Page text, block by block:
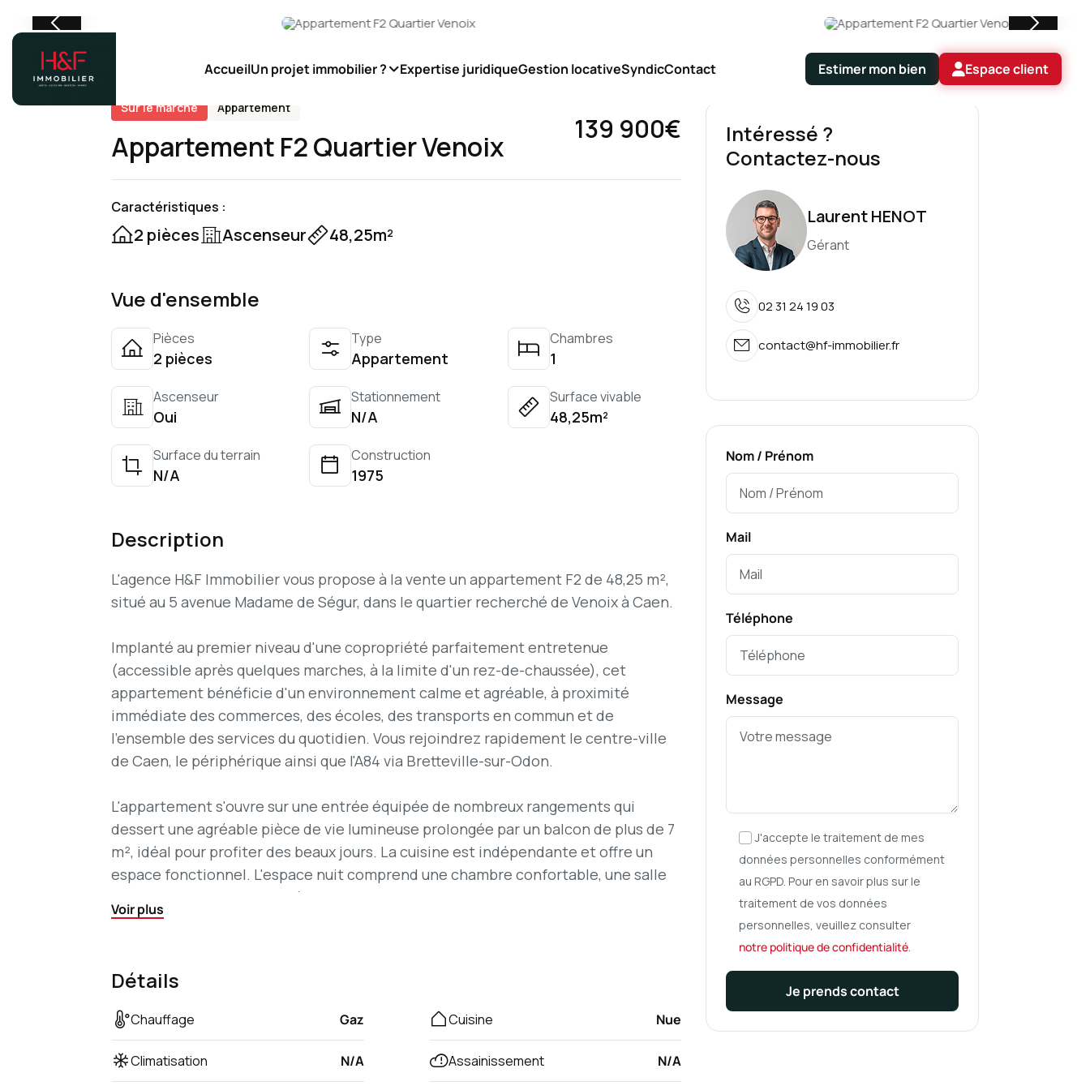
AccueilUn projet immobilier ? Expertise juridiqueGestion locativeSyndicContact Estimer mon bien Espace client
Sur le marché Appartement
Appartement F2 Quartier Venoix
139 900€
Caractéristiques :
2 pièces Ascenseur 48,25m²
Vue d'ensemble
Pièces
2 pièces
Type
Appartement
Chambres
1
Ascenseur
Oui
Stationnement
N/A
Surface vivable
48,25m²
Surface du terrain
N/A
Construction
1975
Description
L'agence H&F Immobilier vous propose à la vente un appartement F2 de 48,25 m²,
situé au 5 avenue Madame de Ségur, dans le quartier recherché de Venoix à Caen.
Implanté au premier niveau d'une copropriété parfaitement entretenue
(accessible après quelques marches, à la limite d'un rez-de-chaussée), cet
appartement bénéficie d'un environnement calme et agréable, à proximité
immédiate des commerces, des écoles, des transports en commun et de
l'ensemble des services du quotidien. Vous rejoindrez rapidement le centre-ville
de Caen, le périphérique ainsi que l'A84 via Bretteville-sur-Odon.
L'appartement s'ouvre sur une entrée équipée de nombreux rangements qui
dessert une agréable pièce de vie lumineuse prolongée par un balcon de plus de 7
m², idéal pour profiter des beaux jours. La cuisine est indépendante et offre un
espace fonctionnel. L'espace nuit comprend une chambre confortable, une salle
d'eau ainsi que des WC indépendants.
nombreuses places de stationnement non privatives, facilement accessibles.
Le chauffage ainsi que l'eau chaude sont assurés par une installation collective au
gaz.
Voir plus
Détails
Chauffage Gaz
Climatisation N/A
Cuisine Nue
Assainissement N/A
Intéressé ?
Contactez-nous
Laurent HENOT
Gérant
02 31 24 19 03
contact@hf-immobilier.fr
Nom / Prénom
Mail
Téléphone
Message
J'accepte le traitement de mes
données personnelles conformément
au RGPD. Pour en savoir plus sur le
traitement de vos données
personnelles, veuillez consulter
notre politique de confidentialité.